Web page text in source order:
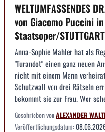
WELTUMFASSENDES
von Giacomo Puccini
Staatsoper/STUTTGART
Anna-Sophie Mahler hat als
"Turandot" einen ganz neuen
nicht mit einem Mann
Schutzwall von drei Rätseln
bekommt sie zur Frau. Wer
Geschrieben vonALEXANDER
Veröffentlichungsdatum: